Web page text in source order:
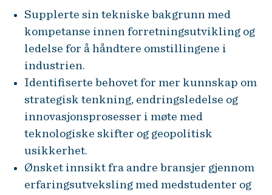
Supplerte sin tekniske bakgrunn med
kompetanse innen forretningsutvikling og
ledelse for å håndtere omstillingene i
industrien.
Identifiserte behovet for mer kunnskap om
strategisk tenkning, endringsledelse og
innovasjonsprosesser i møte med
teknologiske skifter og geopolitisk
usikkerhet.
Ønsket innsikt fra andre bransjer gjennom
erfaringsutveksling med medstudenter og